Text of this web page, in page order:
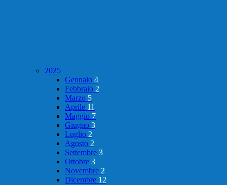
2025
Gennaio 4
Febbraio 2
Marzo 5
Aprile 11
Maggio 7
Giugno 3
Luglio 2
Agosto 2
Settembre 3
Ottobre 3
Novembre 2
Dicembre 12